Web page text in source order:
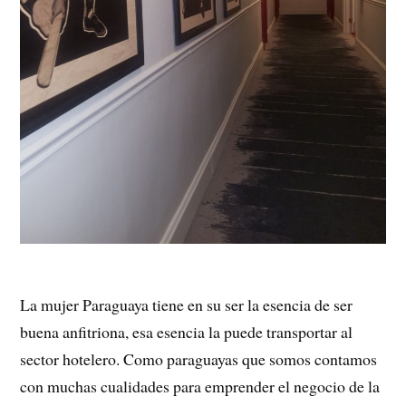
La mujer Paraguaya tiene en su ser la esencia de ser
buena anfitriona, esa esencia la puede transportar al
sector hotelero. Como paraguayas que somos contamos
con muchas cualidades para emprender el negocio de la